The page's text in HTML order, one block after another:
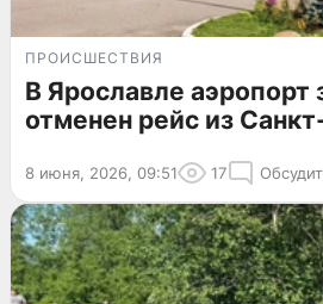
ПРОИСШЕСТВИЯ
В Ярославле аэропорт
отменен рейс из
8 июня, 2026, 09:51 17